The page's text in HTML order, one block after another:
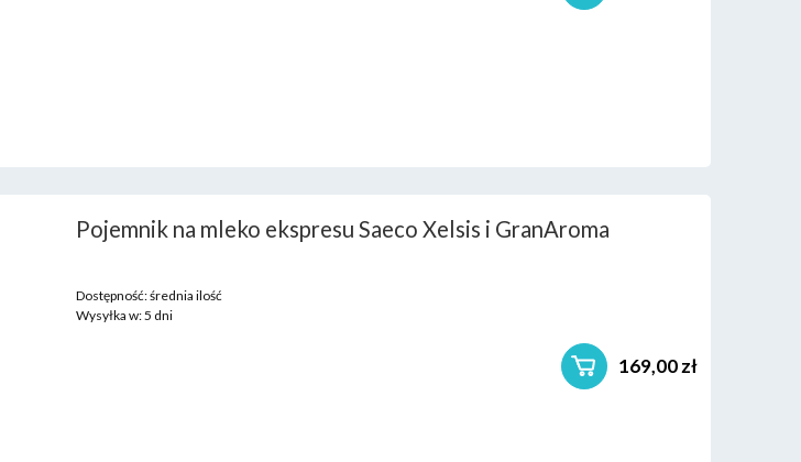
Pojemnik na mleko ekspresu Saeco Xelsis i GranAroma
Dostępność:średnia ilość
Wysyłka w:5 dni
169,00 zł